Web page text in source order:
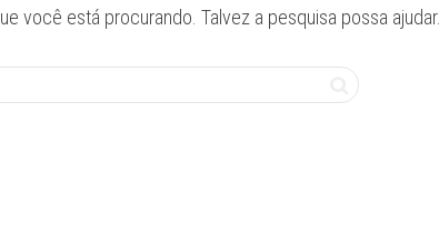
você está procurando. Talvez a pesquisa possa ajudar.